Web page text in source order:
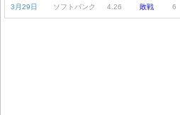
3月29日 ソフトバンク 4.26 敗戦 6